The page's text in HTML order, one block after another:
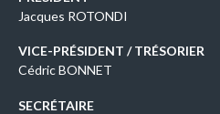
Jacques ROTONDI
VICE-PRÉSIDENT / TRÉSORIER
Cédric BONNET
SECRÉTAIRE